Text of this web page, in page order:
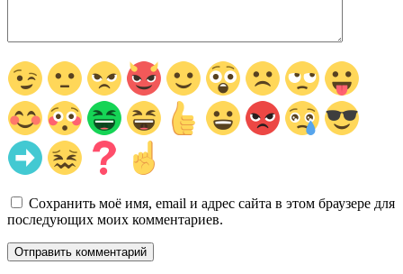
Сохранить моё имя, email и адрес сайта в этом браузере для
последующих моих комментариев.